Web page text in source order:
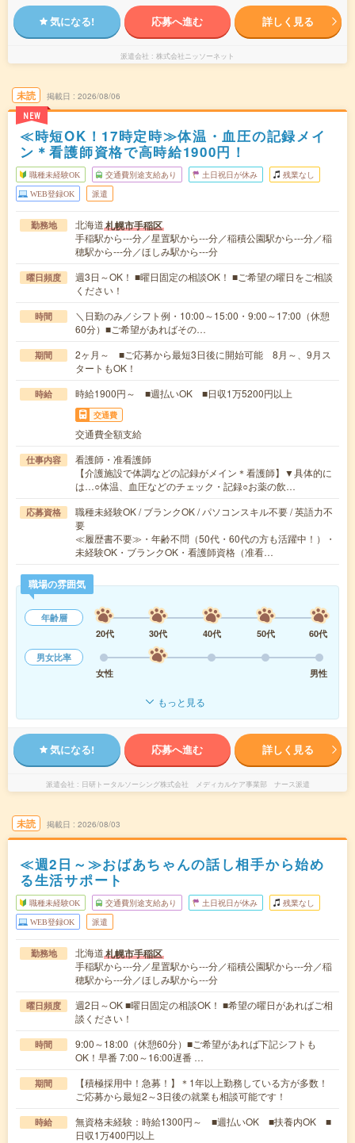
気になる! 応募へ進む 詳しく見る
派遣会社 株式会社ニッソーネット
未読
NEW
掲載日 2026/08/06
≪時短OK！17時定時≫体温・血圧の記録メイ
ン＊看護師資格で高時給1900円！
職種未経験OK 交通費別途支給あり 土日祝日が休み 残業なし
WEB登録OK 派遣
勤務地 北海道札幌市手稲区
手稲駅から---分／星置駅から---分／稲積公園駅から---分／稲
穂駅から---分／ほしみ駅から---分
曜日頻度
週3日～OK！ ■曜日固定の相談OK！ ■ご希望の曜日をご相談
ください！
時間
＼日勤のみ／シフト例・10:00～15:00・9:00～17:00（休憩
60分）■ご希望があればその…
期間
2ヶ月～ ■ご応募から最短3日後に開始可能 8月～、9月ス
タートもOK！
時給 時給1900円～ ■週払いOK ■日収1万5200円以上
交通費
交通費全額支給
仕事内容
看護師・准看護師
【介護施設で体調などの記録がメイン＊看護師】▼具体的に
は…○体温、血圧などのチェック・記録○お薬の飲…
応募資格
職種未経験OK / ブランクOK / パソコンスキル不要 / 英語力不
要
≪履歴書不要≫・年齢不問（50代・60代の方も活躍中！）・
未経験OK・ブランクOK・看護師資格（准看…
職場の雰囲気
年齢層
20代
30代 40代 50代
60代
男女比率
女性
男性
もっと見る
気になる! 応募へ進む 詳しく見る
派遣会社 日研トータルソーシング株式会社 メディカルケア事業部 ナース派遣
未読 掲載日 2026/08/03
≪週2日～≫おばあちゃんの話し相手から始め
る生活サポート
職種未経験OK 交通費別途支給あり 土日祝日が休み 残業なし
WEB登録OK 派遣
勤務地 北海道札幌市手稲区
手稲駅から---分／星置駅から---分／稲積公園駅から---分／稲
穂駅から---分／ほしみ駅から---分
曜日頻度
週2日～OK ■曜日固定の相談OK！ ■希望の曜日があればご相
談ください！
時間
9:00～18:00（休憩60分）■ご希望があれば下記シフトも
OK！早番 7:00～16:00遅番 …
期間
【積極採用中！急募！】＊1年以上勤務している方が多数！
ご応募から最短2～3日後の就業も相談可能です！
時給
無資格未経験：時給1300円～ ■週払いOK ■扶養内OK ■
日収1万400円以上